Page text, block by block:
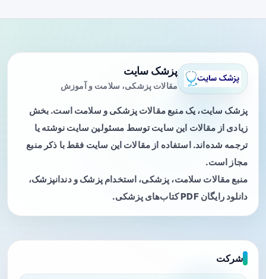
پزشک سایت
مقالات پزشکی، سلامت و آموزش
پزشک سایت، یک منبع مقالات پزشکی و سلامت است. بخش
زیادی از مقالات این سایت توسط مسئولین سایت نوشته یا
ترجمه شده‌اند. استفاده از مقالات این سایت فقط با ذکر منبع
مجاز است.
منبع مقالات سلامت، پزشکی، استخدام پزشک و دندانپزشک،
دانلود رایگان PDF کتاب‌های پزشکی.
شرکت